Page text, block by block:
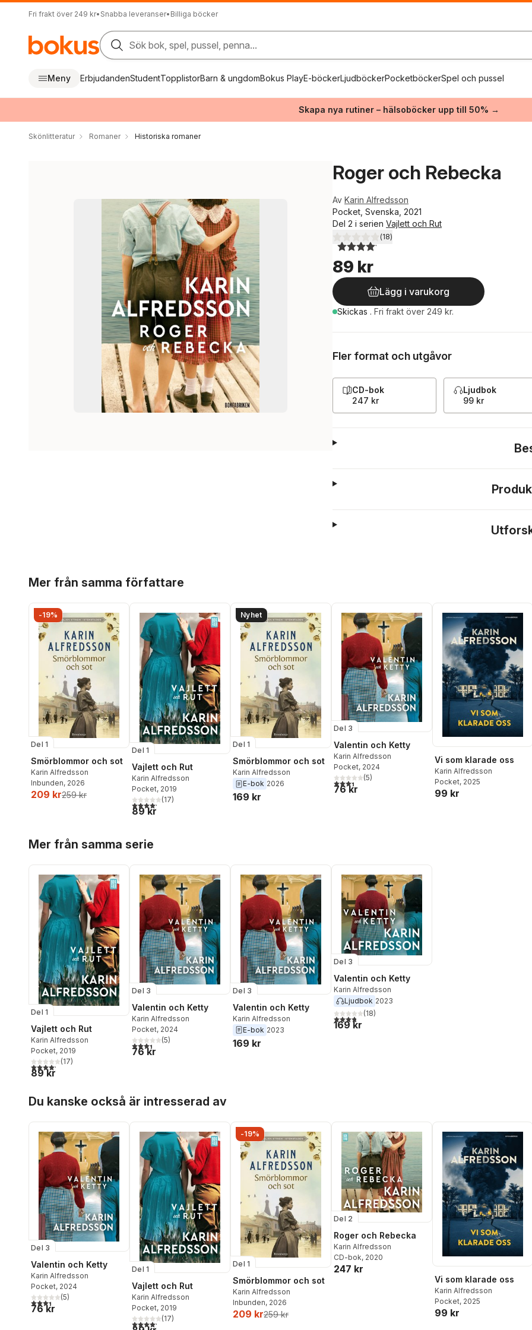
Fri frakt över 249 kr• Snabba leveranser• Billiga böcker
Sök bok, spel, pussel, penna...
Meny ErbjudandenStudentTopplistorBarn & ungdomBokus PlayE-böckerLjudböckerPocketböckerSpel och pussel
Skapa nya rutiner – hälsoböcker upp till 50% →
Skönlitteratur Romaner Historiska romaner
Roger och Rebecka
Av Karin Alfredsson
Pocket, Svenska, 2021
Del 2 i serien Vajlett och Rut
4,1utav 5 stjärnor. Totalt antal röster:
(18)
89 kr
Lägg i varukorg
Skickas . Fri frakt över 249 kr.
Fler format och utgåvor
CD-bok
247 kr
Ljudbok
99 kr
Mer från samma författare
-19%
Del 1
Smörblommor och sot
Karin Alfredsson
Inbunden, 2026
209 kr259 kr
Del 1
Vajlett och Rut
Karin Alfredsson
Pocket, 2019
4,2utav 5 stjärnor. Totalt antal röster:
(17)
89 kr
Nyhet
Del 1
Smörblommor och sot
Karin Alfredsson
E-bok 2026
169 kr
Del 3
Valentin och Ketty
Karin Alfredsson
Pocket, 2024
3,4utav 5 stjärnor. Totalt antal röster:
(5)
76 kr
Vi som klarade oss
Karin Alfredsson
Pocket, 2025
99 kr
Mer från samma serie
Del 1
Vajlett och Rut
Karin Alfredsson
Pocket, 2019
4,2utav 5 stjärnor. Totalt antal röster:
(17)
89 kr
Del 3
Valentin och Ketty
Karin Alfredsson
Pocket, 2024
3,4utav 5 stjärnor. Totalt antal röster:
(5)
76 kr
Del 3
Valentin och Ketty
Karin Alfredsson
E-bok 2023
169 kr
Del 3
Valentin och Ketty
Karin Alfredsson
Ljudbok 2023
3,8utav 5 stjärnor. Totalt antal röster:
(18)
169 kr
Du kanske också är intresserad av
Del 3
Valentin och Ketty
Karin Alfredsson
Pocket, 2024
3,4utav 5 stjärnor. Totalt antal röster:
(5)
76 kr
Del 1
Vajlett och Rut
Karin Alfredsson
Pocket, 2019
4,2utav 5 stjärnor. Totalt antal röster:
(17)
-19%
Del 1
Smörblommor och sot
Karin Alfredsson
Inbunden, 2026
209 kr259 kr
Del 2
Roger och Rebecka
Karin Alfredsson
CD-bok, 2020
247 kr
Vi som klarade oss
Karin Alfredsson
Pocket, 2025
99 kr